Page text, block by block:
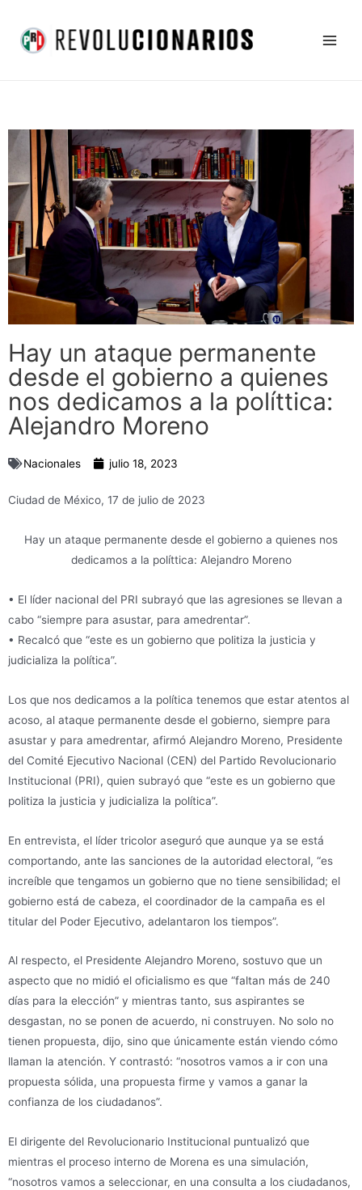
contenido
Hay un ataque permanente
desde el gobierno a quienes
nos dedicamos a la políttica:
Alejandro Moreno
Nacionales julio 18, 2023
Ciudad de México, 17 de julio de 2023
Hay un ataque permanente desde el gobierno a quienes nos
dedicamos a la políttica: Alejandro Moreno
• El líder nacional del PRI subrayó que las agresiones se llevan a
cabo “siempre para asustar, para amedrentar”.
• Recalcó que “este es un gobierno que politiza la justicia y
judicializa la política”.
Los que nos dedicamos a la política tenemos que estar atentos al
acoso, al ataque permanente desde el gobierno, siempre para
asustar y para amedrentar, afirmó Alejandro Moreno, Presidente
del Comité Ejecutivo Nacional (CEN) del Partido Revolucionario
Institucional (PRI), quien subrayó que “este es un gobierno que
politiza la justicia y judicializa la política”.
En entrevista, el líder tricolor aseguró que aunque ya se está
comportando, ante las sanciones de la autoridad electoral, “es
increíble que tengamos un gobierno que no tiene sensibilidad; el
gobierno está de cabeza, el coordinador de la campaña es el
titular del Poder Ejecutivo, adelantaron los tiempos”.
Al respecto, el Presidente Alejandro Moreno, sostuvo que un
aspecto que no midió el oficialismo es que “faltan más de 240
días para la elección” y mientras tanto, sus aspirantes se
desgastan, no se ponen de acuerdo, ni construyen. No solo no
tienen propuesta, dijo, sino que únicamente están viendo cómo
llaman la atención. Y contrastó: “nosotros vamos a ir con una
propuesta sólida, una propuesta firme y vamos a ganar la
confianza de los ciudadanos”.
El dirigente del Revolucionario Institucional puntualizó que
mientras el proceso interno de Morena es una simulación,
“nosotros vamos a seleccionar, en una consulta a los ciudadanos,